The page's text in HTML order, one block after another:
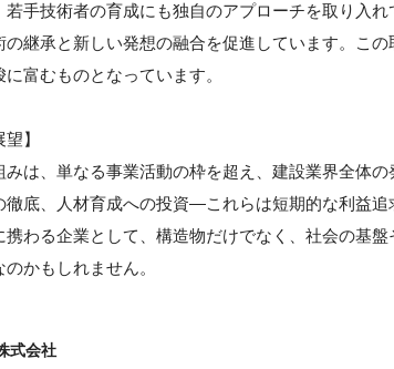
手技術者の育成にも独自のアプローチを取り入
の継承と新しい発想の融合を促進しています。こ
富むものとなっています。
】
みは、単なる事業活動の枠を超え、建設業界全体
徹底、人材育成への投資—これらは短期的な利益
携わる企業として、構造物だけでなく、社会の基
かもしれません。
式会社